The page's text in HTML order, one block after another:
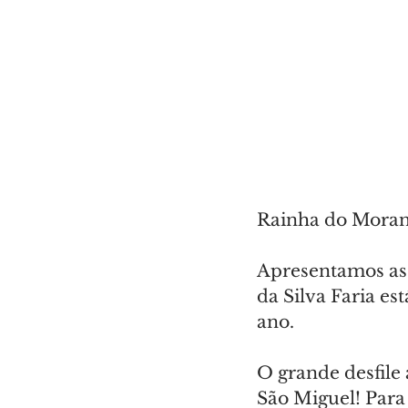
Rainha do
Apresentamos
da Silva Faria
ano.
O grande desfile
São Miguel!